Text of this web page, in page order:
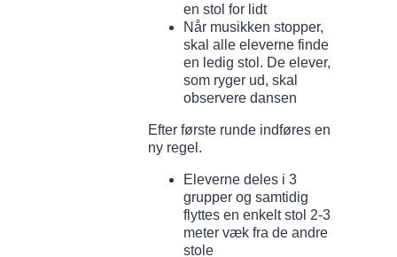
en stol for lidt
Når musikken stopper,
skal alle eleverne finde
en ledig stol. De elever,
som ryger ud, skal
observere dansen
Efter første runde indføres en
ny regel.
Eleverne deles i 3
grupper og samtidig
flyttes en enkelt stol 2-3
meter væk fra de andre
stole